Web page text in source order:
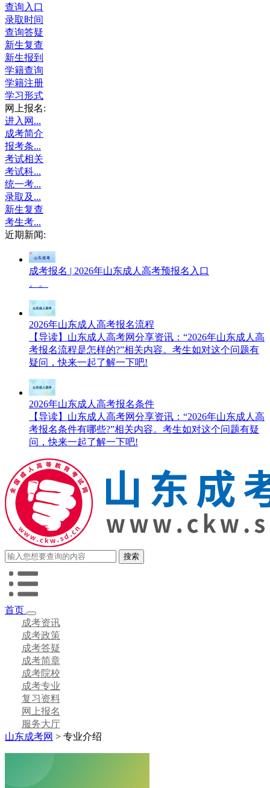
查询入口
录取时间
查询答疑
新生复查
新生报到
学籍查询
学籍注册
学习形式
网上报名:
进入网...
成考简介
报考条...
考试相关
考试科...
统一考...
录取及...
新生复查
考生考...
近期新闻:
成考报名 | 2026年山东成人高考预报名入口
。。
2026年山东成人高考报名流程
【导读】山东成人高考网分享资讯：“2026年山东成人高
考报名流程是怎样的?”相关内容。考生如对这个问题有
疑问，快来一起了解一下吧!
2026年山东成人高考报名条件
【导读】山东成人高考网分享资讯：“2026年山东成人高
考报名条件有哪些?”相关内容。考生如对这个问题有疑
问，快来一起了解一下吧!
首页
成考资讯
成考政策
成考答疑
成考简章
成考院校
成考专业
复习资料
网上报名
服务大厅
山东成考网 > 专业介绍